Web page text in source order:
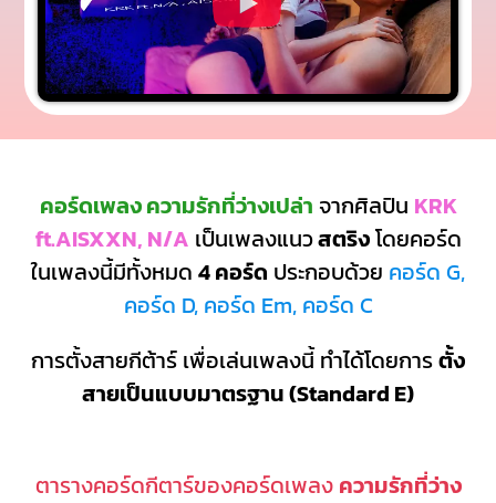
คอร์ดเพลง ความรักที่ว่างเปล่า จากศิลปิน KRK
ft.AISXXN, N/A เป็นเพลงแนวสตริงโดยคอร์ด
ในเพลงนี้มีทั้งหมด 4 คอร์ด ประกอบด้วย คอร์ด G,
คอร์ด D, คอร์ด Em, คอร์ด C
การตั้งสายกีต้าร์ เพื่อเล่นเพลงนี้ ทำได้โดยการตั้ง
สายเป็นแบบมาตรฐาน (Standard E)
ตารางคอร์ดกีตาร์ของคอร์ดเพลง ความรักที่ว่าง